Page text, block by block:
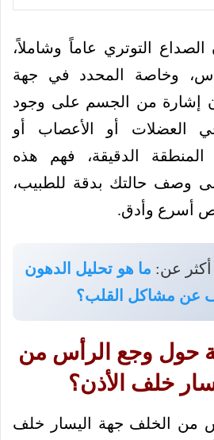
الصداع التوتري عاماً وشاملاً،
وخاصة المحدد في جهة
إشارة من الجسم على وجود
العضلات أو الأعصاب أو
الدقيقة، فهم هذه
وصف حالتك بدقة للطبيب،
أسرع وأدق.
عن: ما هو تحليل الدهون
عن مشاكل القلب؟
حول وجع الرأس من
خلف الأذن؟
من الخلف جهة اليسار خلف